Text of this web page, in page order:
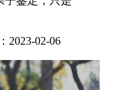
2023-02-06